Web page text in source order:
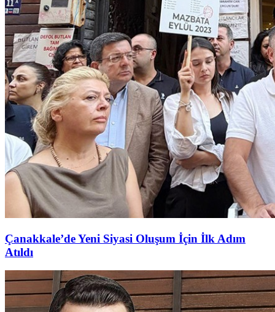
Çanakkale’de Yeni Siyasi Oluşum İçin İlk Adım
Atıldı